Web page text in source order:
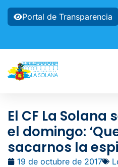
Portal de Transparencia
El CF La
el domingo:
sacarnos la
19 de octubre de 2017